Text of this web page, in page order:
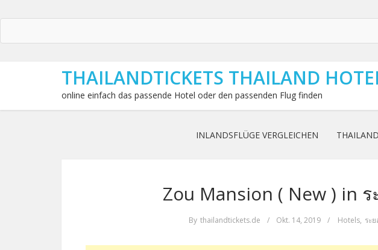
THAILANDTICKETS THAILAND
online einfach das passende Hotel oder den passenden Flug finden
INLANDSFLÜGE VERGLEICHEN
Zou Mansion ( New ) in ร
By thailandtickets.de / Okt. 14, 2019 / Hotels, ระย